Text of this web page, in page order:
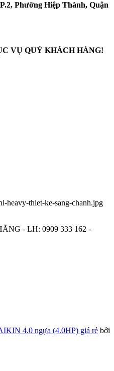
Phường Hiệp Thành, Quận
VỤ QUÝ KHÁCH HÀNG!
heavy-thiet-ke-sang-chanh.jpg
- LH: 0909 333 162 -
4.0 ngựa (4.0HP) giá rẻ bởi